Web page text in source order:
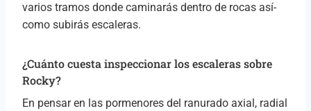
varios tramos donde caminarás dentro de rocas así­
como subirás escaleras.
¿Cuánto cuesta inspeccionar los escaleras sobre
Rocky?
En pensar en las pormenores del ranurado axial, radial